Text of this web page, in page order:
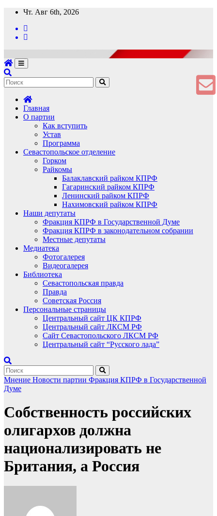
Перейти
содержимому
Чт. Авг 6th, 2026
Главная
О партии
Как вступить
Устав
Программа
Севастопольское отделение
Горком
Райкомы
Балаклавский райком КПРФ
Гагаринский райком КПРФ
Ленинский райком КПРФ
Нахимовский райком КПРФ
Наши депутаты
Фракция КПРФ в Государственной Думе
Фракция КПРФ в законодательном собрании
Местные депутаты
Медиатека
Фотогалерея
Видеогалерея
Библиотека
Севастопольская правда
Правда
Советская Россия
Персональные страницы
Центральный сайт ЦК КПРФ
Центральный сайт ЛКСМ РФ
Сайт Севастопольского ЛКСМ РФ
Центральный сайт “Русского лада”
Мнение Новости партии Фракция КПРФ в Государственной
Думе
Собственность российских
олигархов должна
национализировать не
Британия, а Россия